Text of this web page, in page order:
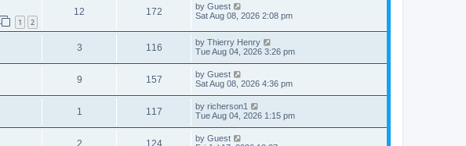
1 2
12 172 by Guest
Sat Aug 08, 2026 2:08 pm
3 116 by Thierry Henry
Tue Aug 04, 2026 3:26 pm
9 157 by Guest
Sat Aug 08, 2026 4:36 pm
1 117 by richerson1
Tue Aug 04, 2026 1:15 pm
by Guest